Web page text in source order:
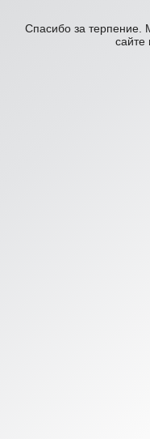
Спасибо за терпение.
сайте